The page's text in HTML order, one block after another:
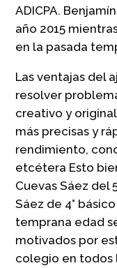
ADICPA.
año 2015
en la pasada
Las ventajas del
resolver
creativo y
más precisas y
rendimiento,
etcétera Esto
Cuevas Sáez del
Sáez de 4°
temprana edad
motivados por
colegio en todos